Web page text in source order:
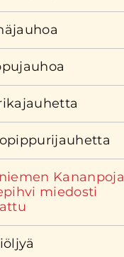
miedosti